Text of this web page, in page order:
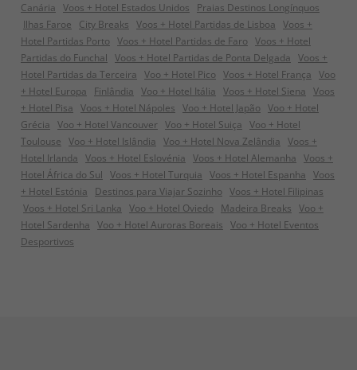
Canária Voos + Hotel Estados Unidos
Praias Destinos Longínquos
Ilhas Faroe
City Breaks Voos + Hotel Partidas de Lisboa Voos +
Hotel Partidas Porto Voos + Hotel Partidas de Faro Voos + Hotel
Partidas do Funchal Voos + Hotel Partidas de Ponta Delgada Voos +
Hotel Partidas da Terceira Voo + Hotel Pico Voos + Hotel França Voo
+ Hotel Europa
Finlândia Voo + Hotel Itália Voos + Hotel Siena Voos
+ Hotel Pisa Voos + Hotel Nápoles Voo + Hotel Japão Voo + Hotel
Grécia Voo + Hotel Vancouver Voo + Hotel Suiça Voo + Hotel
Toulouse Voo + Hotel Islândia Voo + Hotel Nova Zelândia Voos +
Hotel Irlanda Voos + Hotel Eslovénia Voos + Hotel Alemanha Voos +
Hotel África do Sul Voos + Hotel Turquia Voos + Hotel Espanha Voos
+ Hotel Estónia
Destinos para Viajar Sozinho Voos + Hotel Filipinas
Voos + Hotel Sri Lanka Voo + Hotel Oviedo Madeira Breaks Voo +
Hotel Sardenha Voo + Hotel Auroras Boreais Voo + Hotel Eventos
Desportivos